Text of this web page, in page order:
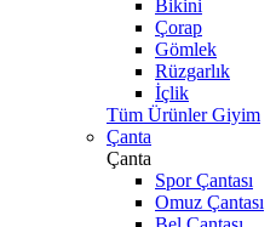
Bikini
Çorap
Gömlek
Rüzgarlık
İçlik
Tüm Ürünler Giyim
Çanta
Çanta
Spor Çantası
Omuz Çantası